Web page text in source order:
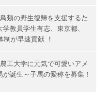
類の野生復帰を支援するた
教員学生有志、東京都、
制が早速貢献 ！
工大学に元気で可愛いアメ
誕生～子馬の愛称を募集！